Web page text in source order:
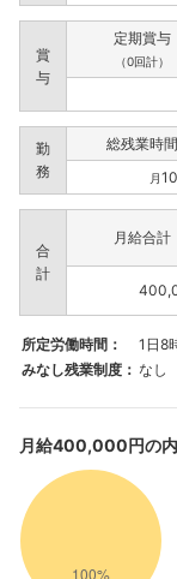
賞
与
定期賞与
（0回計）
勤
務
総残業時間
月
合
計
月給合計
所定労働時間：
1日8
みなし残業制度： なし
月給400,000円の